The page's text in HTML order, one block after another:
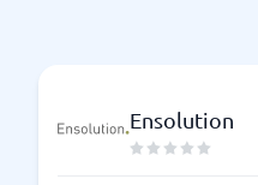
Ensolution